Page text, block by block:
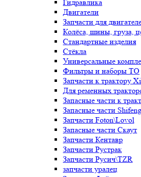
Гидравлика
Двигатели
Запчасти для
Колёса, шины, груза,
Стандартные изделия
Стёкла
Универсальные
Фильтры и наборы ТО
Запчасти к трактору
Для ременных
Запасные части к
Запасные части Shifeng
Запчасти Foton\Lovol
Запасные части Скаут
Запчасти Кентавр
Запчасти Рустрак
Запчасти Русич\TZR
запчасти уралец